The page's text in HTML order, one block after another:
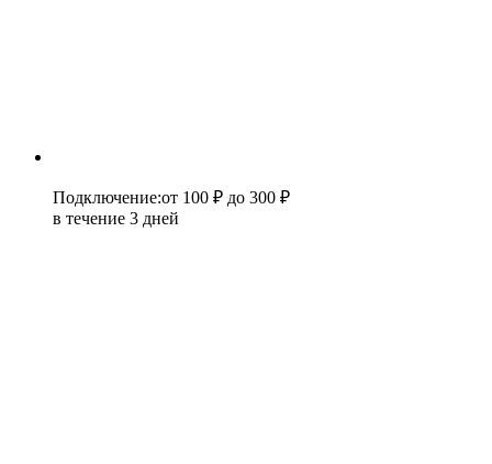
Подключение:от 100 ₽ до 300 ₽
в течение 3 дней